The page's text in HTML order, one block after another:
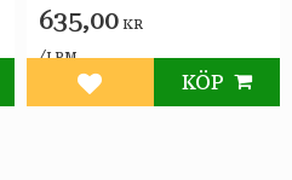
635,00 KR
/LPM
Lägg till i favoriter
KÖP